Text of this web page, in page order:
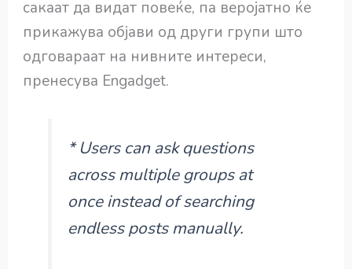
сакаат да видат повеќе, па веројатно ќе
прикажува објави од други групи што
одговараат на нивните интереси,
пренесува Engadget.
* Users can ask questions
across multiple groups at
once instead of searching
endless posts manually.